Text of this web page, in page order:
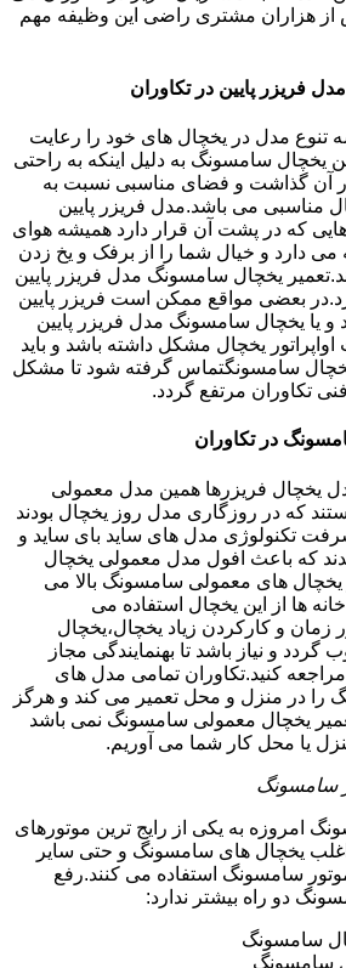
از هزاران مشتری راضی این وظیفه مهم
فریزر پایین در تکاوران
مدل در یخچال های خود را رعایت
یخچال سامسونگ به دلیل اینکه به راحتی
آن گذاشت و فضای مناسبی نسبت به
مناسبی می باشد.مدل فریزر پایین
که در پشت آن قرار دارد همیشه هوای
دارد و خیال شما را از برفک و یخ زدن
یخچال سامسونگ مدل فریزر پایین
بعضی مواقع ممکن است فریزر پایین
و یا یخچال سامسونگ مدل فریزر پایین
یخچال مشکل داشته باشد و باید
یخچال سامسونگتماس گرفته شود تا مشکل
تکاوران مرتفع گردد.
در تکاوران
یخچال فریزرها همین مدل معمولی
که در روزگاری مدل روز یخچال بودند
تکنولوژی مدل های ساید بای ساید و
که باعث افول مدل معمولی یخچال
های معمولی سامسونگ بالا می
ها از این یخچال استفاده می
و کارکردن زیاد یخچال،یخچال
و نیاز باشد تا بهنمایندگی مجاز
کنید.تکاوران تمامی مدل های
را در منزل و محل تعمیر می کند و هرگز
یخچال معمولی سامسونگ نمی باشد
یا محل کار شما می آوریم.
سامسونگ
امروزه به یکی از رایج ترین موتورهای
یخچال های سامسونگ و حتی سایر
سامسونگ استفاده می کنند.رفع
دو راه بیشتر ندارد:
سامسونگ
سامسونگ